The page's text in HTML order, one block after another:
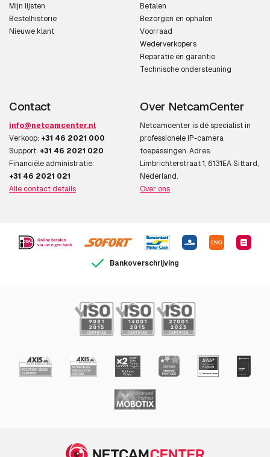
Mijn lijsten
Bestelhistorie
Nieuwe klant
Betalen
Bezorgen en ophalen
Voorraad
Wederverkopers
Reparatie en garantie
Technische ondersteuning
Contact
info@netcamcenter.nl
Verkoop: +31 46 2021 000
Support: +31 46 2021 020
Financiële administratie:
+31 46 2021 021
Alle contact details
Over NetcamCenter
Netcamcenter is dé specialist in
professionele IP-camera
toepassingen. Adres:
Limbrichterstraat 1, 6131EA Sittard,
Nederland.
Over ons
Bankoverschrijving